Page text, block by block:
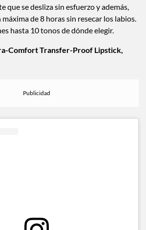
que se desliza sin esfuerzo y además,
de 8 horas sin resecar los labios.
hasta 10 tonos de dónde elegir.
Comfort Transfer-Proof Lipstick,